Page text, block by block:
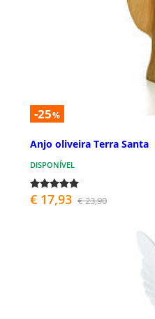
-25%
Anjo oliveira Terra Santa
DISPONÍVEL
€ 17,93 € 23,90